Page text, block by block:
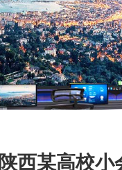
陕西某高校